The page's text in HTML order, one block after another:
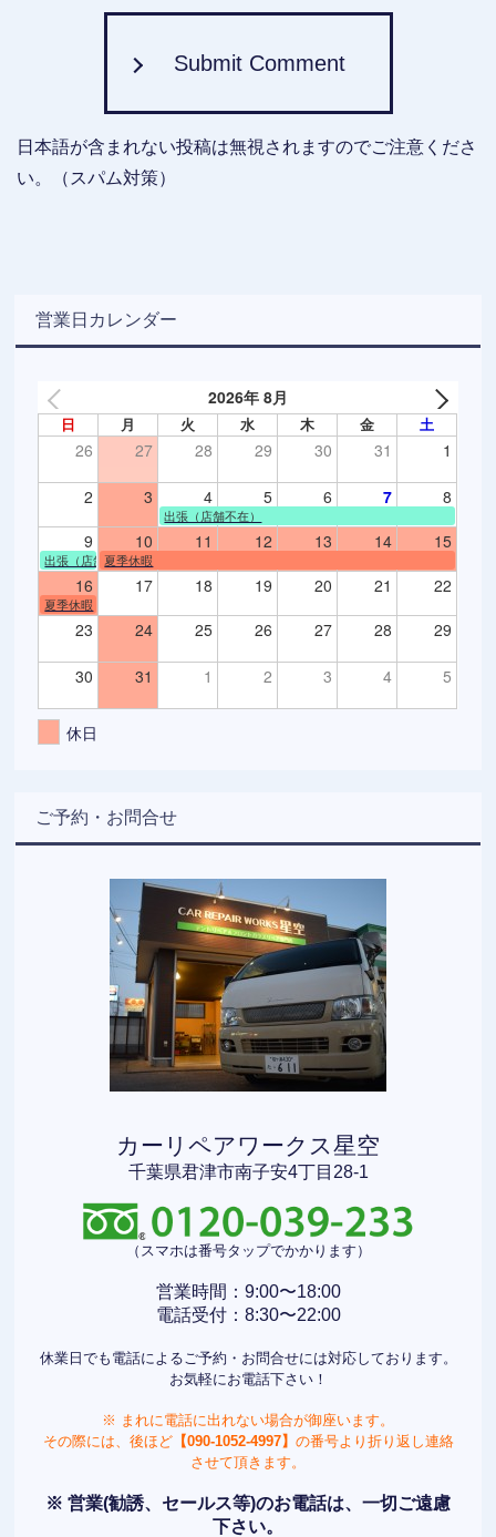
Submit Comment
日本語が含まれない投稿は無視されますのでご注意くださ
い。（スパム対策）
営業日カレンダー
2026年 8月
日 月 火 水 木 金 土
26 27 28 29 30 31 1
2 3 4 5 6 7 8
出張（店舗不在）
9 10 11 12 13 14 15
出張（店舗不在）
夏季休暇
16 17 18 19 20 21 22
夏季休暇
23 24 25 26 27 28 29
30 31 1 2 3 4 5
休日
ご予約・お問合せ
カーリペアワークス星空
千葉県君津市南子安4丁目28-1
（スマホは番号タップでかかります）
営業時間：9:00〜18:00
電話受付：8:30〜22:00
休業日でも電話によるご予約・お問合せには対応しております。
お気軽にお電話下さい！
※ まれに電話に出れない場合が御座います。
その際には、後ほど【090-1052-4997】 の番号より折り返し連絡
させて頂きます。
※ 営業(勧誘、セールス等)のお電話は、一切ご遠慮
下さい。